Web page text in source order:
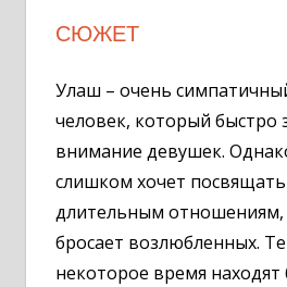
СЮЖЕТ
Улаш – очень
человек, который быстро
внимание девушек.
слишком хочет посвящать
длительным отношениям,
бросает возлюбленных.
некоторое время находят